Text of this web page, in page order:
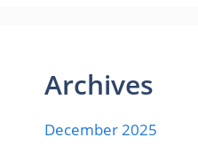
Archives
December 2025